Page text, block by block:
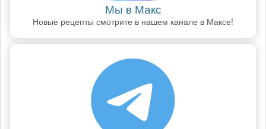
Мы в Макс
Новые рецепты смотрите в нашем канале в Максе!